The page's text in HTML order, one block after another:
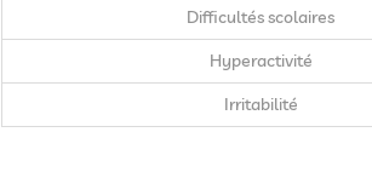
Difficultés scolaires
Hyperactivité
Irritabilité